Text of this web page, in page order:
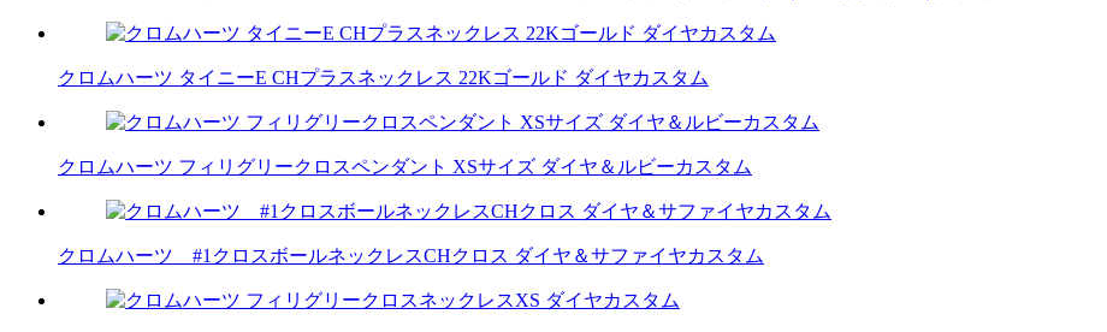
クロムハーツ タイニーE CHプラスネックレス 22Kゴールド ダイヤカスタム
クロムハーツ フィリグリークロスペンダント XSサイズ ダイヤ＆ルビーカスタム
クロムハーツ #1クロスボールネックレスCHクロス ダイヤ＆サファイヤカスタム